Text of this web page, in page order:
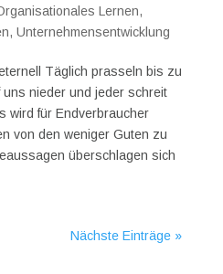
Lernen,
, Unternehmensentwicklung
Täglich prasseln bis zu
nieder und jeder schreit
wird für Endverbraucher
von den weniger Guten zu
überschlagen sich
Nächste Einträge »